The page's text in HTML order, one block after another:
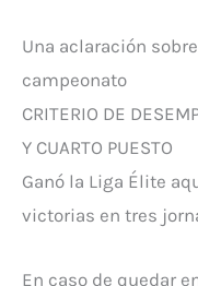
Una aclaración
campeonato
CRITERIO DE
Y CUARTO PUESTO
Ganó la Liga Élite
victorias en tres
En caso de quedar